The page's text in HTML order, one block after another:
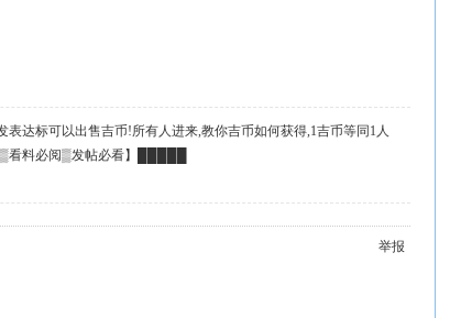
表达标可以出售吉币!所有人进来,教你吉币如何获得,1吉币等同1人
看料必阅▒发帖必看】█████
举报